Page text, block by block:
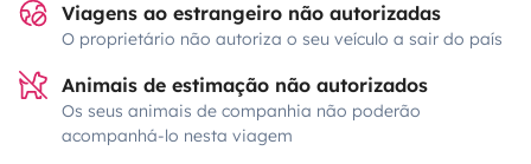
Viagens ao estrangeiro não autorizadas
O proprietário não autoriza o seu veículo a sair do país
Animais de estimação não autorizados
Os seus animais de companhia não poderão
acompanhá-lo nesta viagem